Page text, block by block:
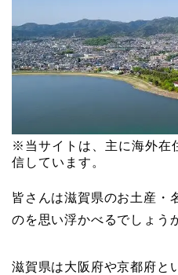
※当サイトは、主に海外在
信しています。
皆さんは滋賀県のお土産・
のを思い浮かべるでしょう
滋賀県は大阪府や京都府と